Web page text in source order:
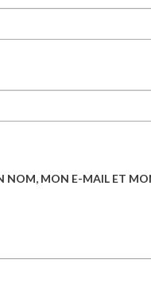
NOM, MON E-MAIL ET